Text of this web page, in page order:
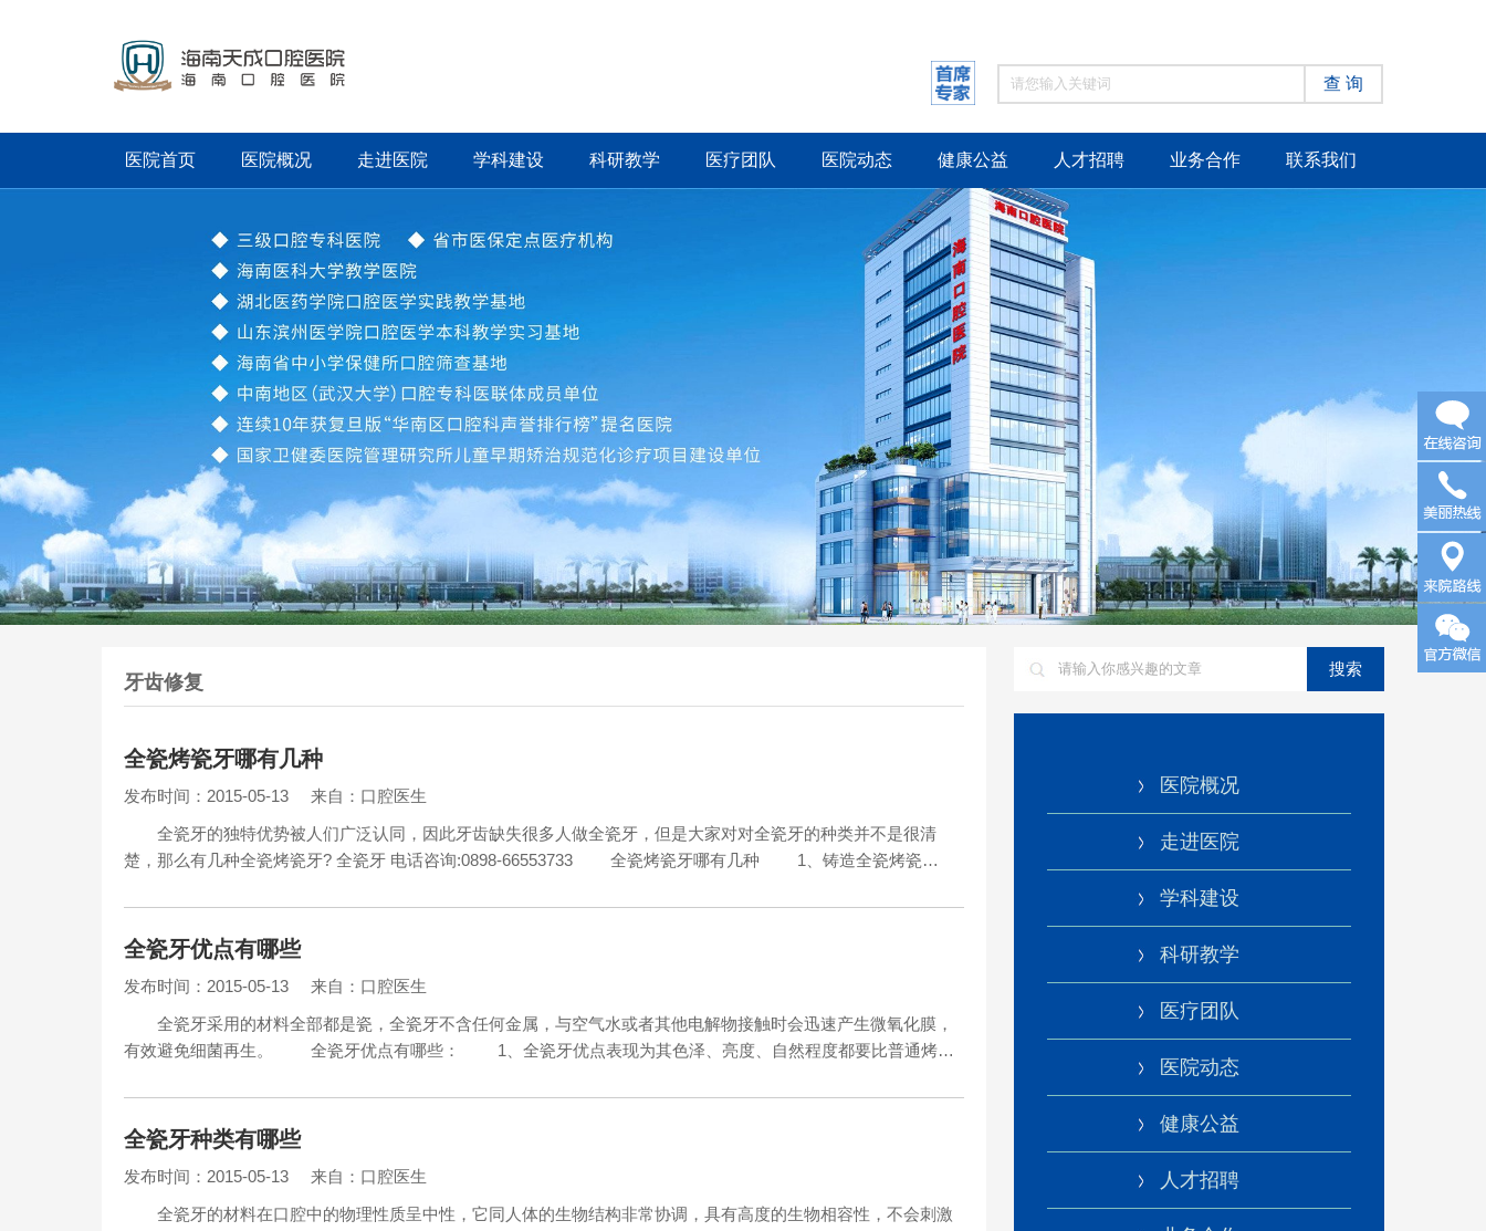
查 询
医院首页 医院概况 走进医院 学科建设 科研教学 医疗团队 医院动态 健康公益 人才招聘 业务合作 联系我们
牙齿修复
全瓷烤瓷牙哪有几种
发布时间：2015-05-13
来自：口腔医生
全瓷牙的独特优势被人们广泛认同，因此牙齿缺失很多人做全瓷牙，但是大家对对全瓷牙的种类并不是很清
楚，那么有几种全瓷烤瓷牙? 全瓷牙 电话咨询:0898-66553733 全瓷烤瓷牙哪有几种 1、铸造全瓷烤瓷…
全瓷牙优点有哪些
发布时间：2015-05-13
来自：口腔医生
全瓷牙采用的材料全部都是瓷，全瓷牙不含任何金属，与空气水或者其他电解物接触时会迅速产生微氧化膜，
有效避免细菌再生。 全瓷牙优点有哪些： 1、全瓷牙优点表现为其色泽、亮度、自然程度都要比普通烤…
全瓷牙种类有哪些
发布时间：2015-05-13
来自：口腔医生
全瓷牙的材料在口腔中的物理性质呈中性，它同人体的生物结构非常协调，具有高度的生物相容性，不会刺激
搜索
医院概况
走进医院
学科建设
科研教学
医疗团队
医院动态
健康公益
人才招聘
在线咨
询
来院路